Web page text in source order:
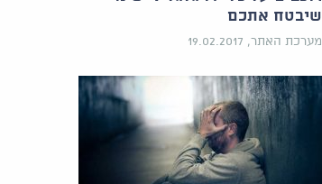
שיבטח אתכם
מערכת האתר, 19.02.2017